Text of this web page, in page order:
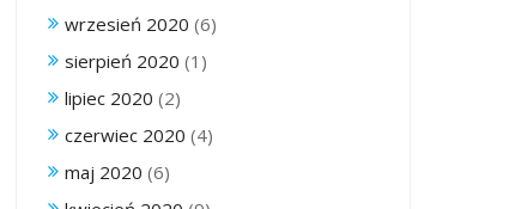
wrzesień 2020 (6)
sierpień 2020 (1)
lipiec 2020 (2)
czerwiec 2020 (4)
maj 2020 (6)